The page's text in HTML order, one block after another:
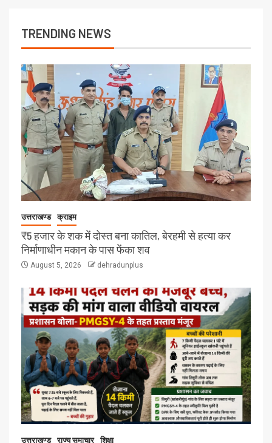
TRENDING NEWS
उत्तराखण्ड क्राइम
₹5 हजार के शक में दोस्त बना कातिल, बेरहमी से हत्या कर
निर्माणाधीन मकान के पास फेंका शव
August 5, 2026 dehradunplus
उत्तराखण्ड राज्य समाचार शिक्षा